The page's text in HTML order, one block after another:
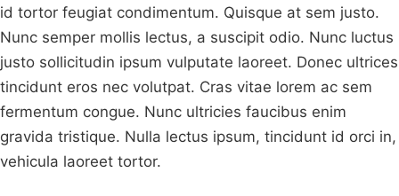
id tortor feugiat condimentum. Quisque at sem justo.
Nunc semper mollis lectus, a suscipit odio. Nunc luctus
justo sollicitudin ipsum vulputate laoreet. Donec ultrices
tincidunt eros nec volutpat. Cras vitae lorem ac sem
fermentum congue. Nunc ultricies faucibus enim
gravida tristique. Nulla lectus ipsum, tincidunt id orci in,
vehicula laoreet tortor.